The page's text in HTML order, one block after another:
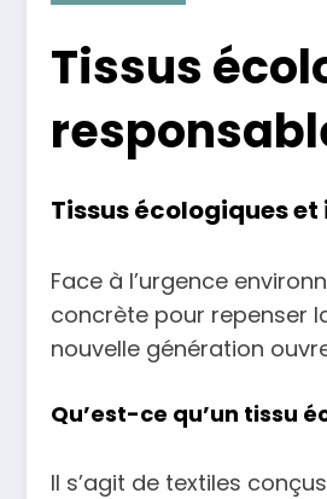
Tissus
Tissus écologiques
Face à l’urgence
concrète pour repenser
nouvelle génération
Qu’est-ce qu’un tissu
Il s’agit de textiles